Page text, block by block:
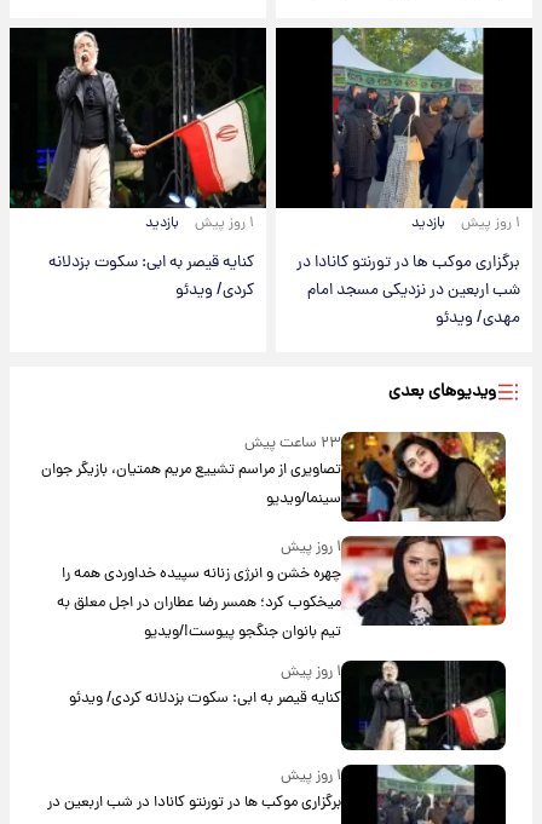
۱ روز پیش بازدید
برگزاری موکب ها در تورنتو کانادا در
شب اربعین در نزدیکی مسجد امام
مهدی/ ویدئو
۱ روز پیش بازدید
کنایه قیصر به ابی: سکوت بزدلانه
کردی/ ویدئو
ویدیوهای بعدی
۲۳ ساعت پیش
تصاویری از مراسم تشییع مریم همتیان، بازیگر جوان
سینما/ویدیو
۱ روز پیش
چهره خشن و انرژی زنانه سپیده خداوردی همه را
میخکوب کرد؛ همسر رضا عطاران در اجل معلق به
تیم بانوان جنگجو پیوست!/ویدیو
۱ روز پیش
کنایه قیصر به ابی: سکوت بزدلانه کردی/ ویدئو
۱ روز پیش
برگزاری موکب ها در تورنتو کانادا در شب اربعین در